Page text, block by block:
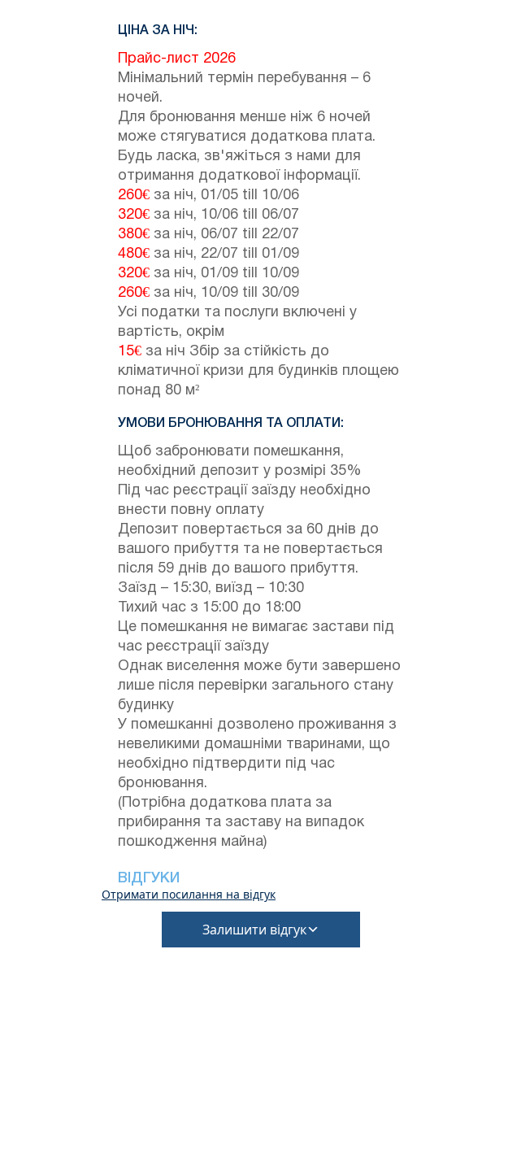
ЦІНА ЗА НІЧ:
Прайс-лист 2026
Мінімальний термін перебування – 6
ночей.
Для бронювання менше ніж 6 ночей
може стягуватися додаткова плата.
Будь ласка, зв'яжіться з нами для
отримання додаткової інформації.
260€ за ніч, 01/05 till 10/06
320€ за ніч, 10/06 till 06/07
380€ за ніч, 06/07 till 22/07
480€ за ніч, 22/07 till 01/09
320€ за ніч, 01/09 till 10/09
260€ за ніч, 10/09 till 30/09
Усі податки та послуги включені у
вартість, окрім
15€ за ніч Збір за стійкість до
кліматичної кризи для будинків площею
понад 80 м²
УМОВИ БРОНЮВАННЯ ТА ОПЛАТИ:
Щоб забронювати помешкання,
необхідний депозит у розмірі 35%
Під час реєстрації заїзду необхідно
внести повну оплату
Депозит повертається за 60 днів до
вашого прибуття та не повертається
після 59 днів до вашого прибуття.
Заїзд – 15:30, виїзд – 10:30
Тихий час з 15:00 до 18:00
Це помешкання не вимагає застави під
час реєстрації заїзду
Однак виселення може бути завершено
лише після перевірки загального стану
будинку
У помешканні дозволено проживання з
невеликими домашніми тваринами, що
необхідно підтвердити під час
бронювання.
(Потрібна додаткова плата за
прибирання та заставу на випадок
пошкодження майна)
ВІДГУКИ
Отримати посилання на відгук
Залишити відгук